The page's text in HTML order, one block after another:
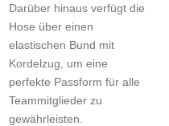
Darüber hinaus verfügt die
Hose über einen
elastischen Bund mit
Kordelzug, um eine
perfekte Passform für alle
Teammitglieder zu
gewährleisten.